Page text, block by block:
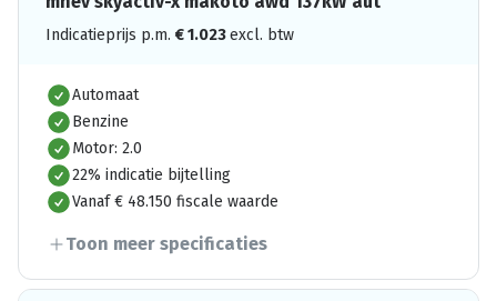
Indicatieprijs p.m. €1.023excl. btw
Automaat
Benzine
Motor: 2.0
22% indicatie bijtelling
Vanaf € 48.150 fiscale waarde
Toon meer specificaties